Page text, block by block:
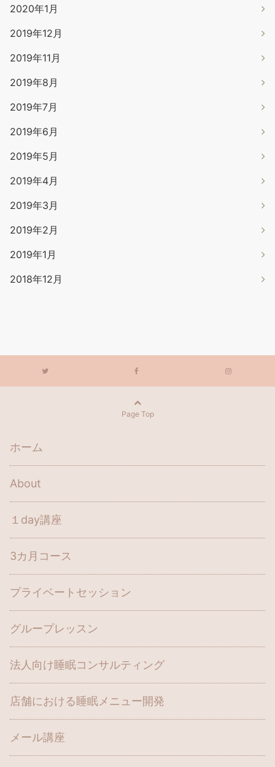
2020年1月
2019年12月
2019年11月
2019年8月
2019年7月
2019年6月
2019年5月
2019年4月
2019年3月
2019年2月
2019年1月
2018年12月
Page Top
ホーム
About
１day講座
3カ月コース
プライベートセッション
グループレッスン
法人向け睡眠コンサルティング
店舗における睡眠メニュー開発
メール講座